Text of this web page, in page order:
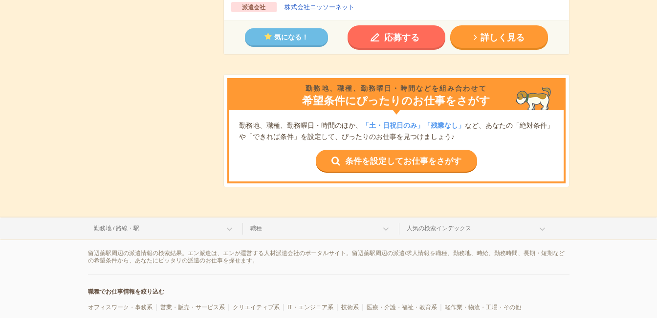
派遣会社 株式会社ニッソーネット
気になる！ 応募する 詳しく見る
勤務地、職種、勤務曜日・時間などを組み合わせて
希望条件にぴったりのお仕事をさがす
勤務地、職種、勤務曜日・時間のほか、 「土・日祝日のみ」「残業なし」 など、あなたの「絶対条件」
や「できれば条件」を設定して、ぴったりのお仕事を見つけましょう♪
条件を設定してお仕事をさがす
勤務地 / 路線・駅 職種 人気の検索インデックス
留辺蘂駅周辺の派遣情報の検索結果。エン派遣は、エンが運営する人材派遣会社のポータルサイト。留辺蘂駅周辺の派遣/求人情報を職種、勤務地、時給、勤務時間、長期・短期など
の希望条件から、あなたにピッタリの派遣のお仕事を探せます。
職種でお仕事情報を絞り込む
オフィスワーク・事務系 営業・販売・サービス系 クリエイティブ系 IT・エンジニア系 技術系 医療・介護・福祉・教育系 軽作業・物流・工場・その他